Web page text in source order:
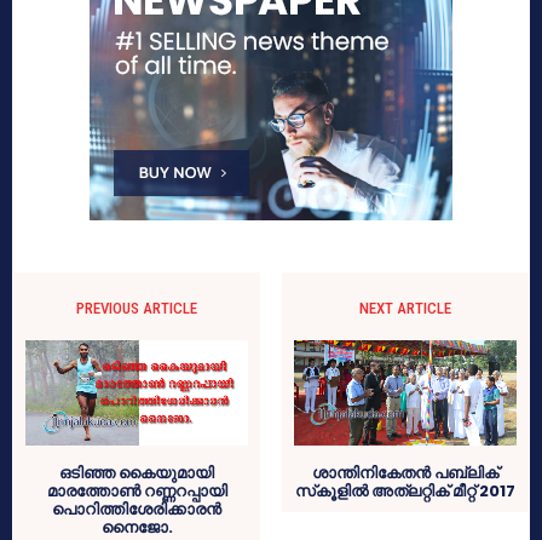
PREVIOUS ARTICLE
ഒടിഞ്ഞ കൈയുമായി
മാരത്തോണ്‍ റണ്ണറപ്പായി
പൊറിത്തിശേരിക്കാരന്‍
നൈജോ.
NEXT ARTICLE
ശാന്തിനികേതന്‍ പബ്ലിക്
സ്‌കൂളില്‍ അത്ലറ്റിക് മീറ്റ് 2017